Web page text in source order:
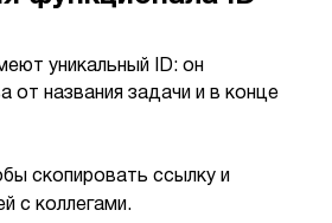
уникальный ID: он
от названия задачи и в конце
скопировать ссылку и
с коллегами.